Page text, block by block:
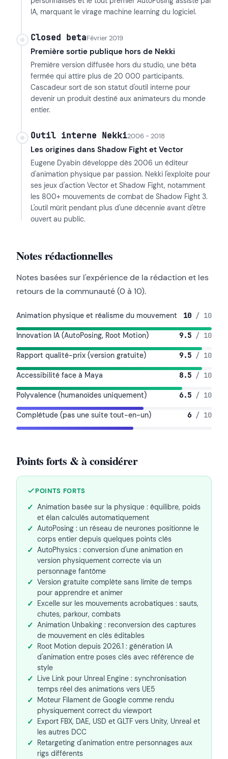
IA, marquant le virage machine learning du logiciel.
Closed betaFévrier 2019
Première sortie publique hors de Nekki
Première version diffusée hors du studio, une bêta
fermée qui attire plus de 20 000 participants.
Cascadeur sort de son statut d'outil interne pour
devenir un produit destiné aux animateurs du monde
entier.
Outil interne Nekki2006 - 2018
Les origines dans Shadow Fight et Vector
Eugene Dyabin développe dès 2006 un éditeur
d'animation physique par passion. Nekki l'exploite pour
ses jeux d'action Vector et Shadow Fight, notamment
les 800+ mouvements de combat de Shadow Fight 3.
L'outil mûrit pendant plus d'une décennie avant d'être
ouvert au public.
Notes rédactionnelles
Notes basées sur l'expérience de la rédaction et les
retours de la communauté (0 à 10).
Animation physique et réalisme du mouvement 10 / 10
Innovation IA (AutoPosing, Root Motion) 9.5 / 10
Rapport qualité-prix (version gratuite) 9.5 / 10
Accessibilité face à Maya 8.5 / 10
Polyvalence (humanoïdes uniquement) 6.5 / 10
Complétude (pas une suite tout-en-un) 6 / 10
Points forts & à considérer
POINTS FORTS
Animation basée sur la physique : équilibre, poids
et élan calculés automatiquement
AutoPosing : un réseau de neurones positionne le
corps entier depuis quelques points clés
AutoPhysics : conversion d'une animation en
version physiquement correcte via un
personnage fantôme
Version gratuite complète sans limite de temps
pour apprendre et animer
Excelle sur les mouvements acrobatiques : sauts,
chutes, parkour, combats
Animation Unbaking : reconversion des captures
de mouvement en clés éditables
Root Motion depuis 2026.1 : génération IA
d'animation entre poses clés avec référence de
style
Live Link pour Unreal Engine : synchronisation
temps réel des animations vers UE5
Moteur Filament de Google comme rendu
physiquement correct du viewport
Export FBX, DAE, USD et GLTF vers Unity, Unreal et
les autres DCC
Retargeting d'animation entre personnages aux
rigs différents